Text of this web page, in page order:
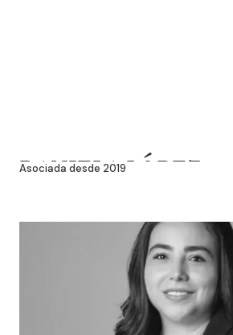
DANIELA LÓPEZ
VILLANUEVA
Asociada desde 2019